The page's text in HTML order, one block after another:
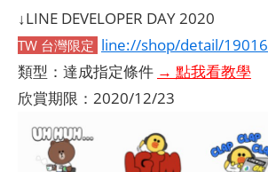
↓LINE DEVELOPER DAY 2020
TW 台灣限定 line://shop/detail/19016
類型：達成指定條件 → 點我看教學
欣賞期限：2020/12/23